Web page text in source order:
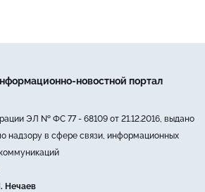
новостной портал
ЭЛ № ФС 77 - 68109 от 21.12.2016, выдано
надзору в сфере связи, информационных
Нечаев